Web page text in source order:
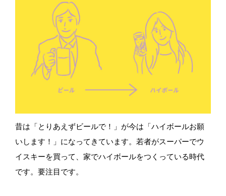
昔は「とりあえずビールで！」が今は「ハイボールお願
いします！」になってきています。若者がスーパーでウ
イスキーを買って、家でハイボールをつくっている時代
です。要注目です。